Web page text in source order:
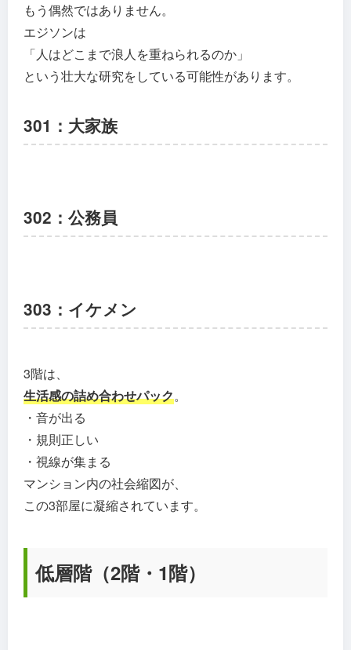
もう偶然ではありません。
エジソンは
「人はどこまで浪人を重ねられるのか」
という壮大な研究をしている可能性があります。
301：大家族
302：公務員
303：イケメン
3階は、
生活感の詰め合わせパック。
・音が出る
・規則正しい
・視線が集まる
マンション内の社会縮図が、
この3部屋に凝縮されています。
低層階（2階・1階）